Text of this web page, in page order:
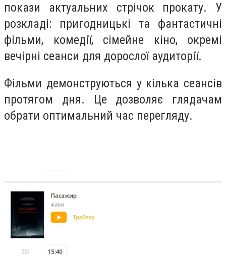
покази актуальних стрічок прокату. У
розкладі: пригодницькі та фантастичні
фільми, комедії, сімейне кіно, окремі
вечірні сеанси для дорослої аудиторії.
Фільми демонструються у кілька сеансів
протягом дня. Це дозволяє глядачам
обрати оптимальний час перегляду.